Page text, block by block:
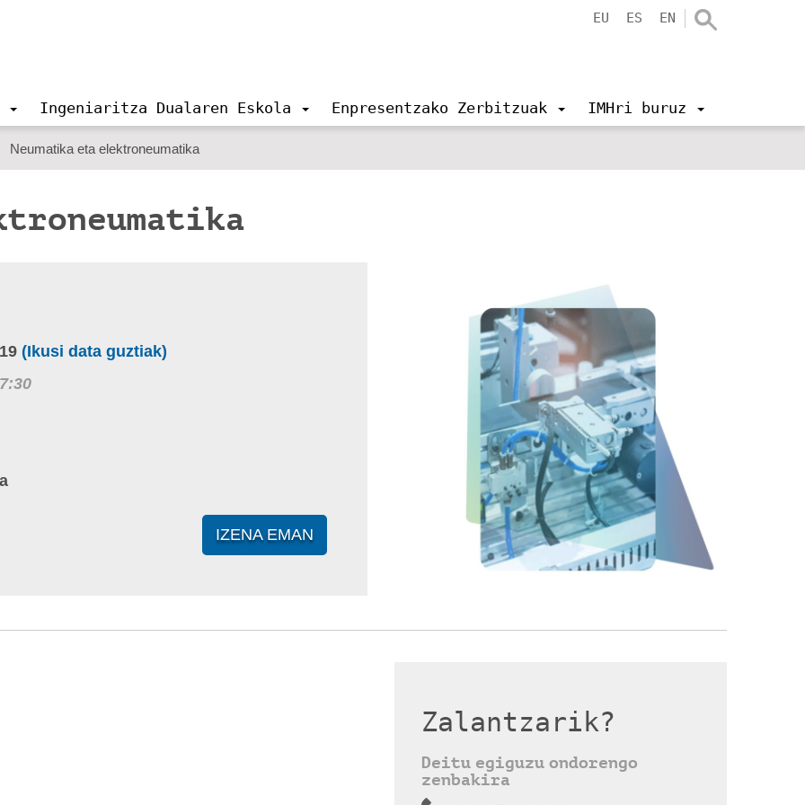
EU ES EN
Ingeniaritza Dualaren Eskola Enpresentzako Zerbitzuak IMHri buruz
Neumatika eta elektroneumatika
(Ikusi data guztiak)
IZENA EMAN
Zalantzarik?
Deitu egiguzu ondorengo
zenbakira